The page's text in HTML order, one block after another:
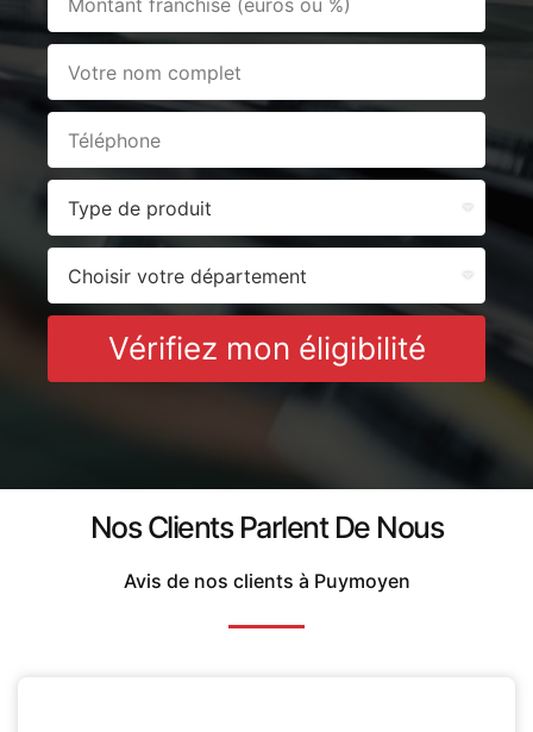
Vérifiez mon éligibilité
Nos Clients Parlent De Nous
Avis de nos clients à Puymoyen